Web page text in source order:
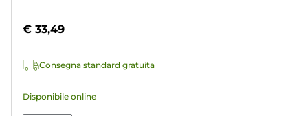
37
€ 33,49
Consegna standard gratuita
Disponibile online